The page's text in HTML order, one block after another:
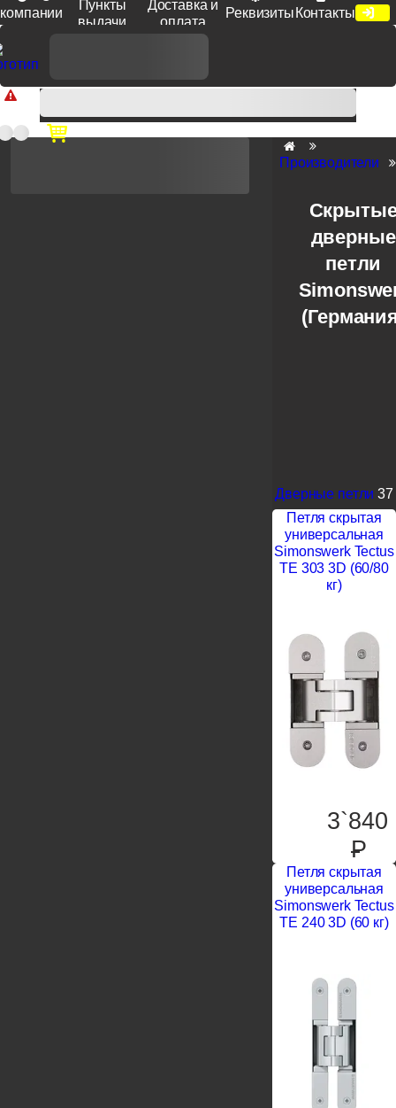
компании
Пункты
выдачи
Доставка и
оплата
Реквизиты Контакты
Доп. скидка от цен на сайте 7% при заказе от 50 тыс. руб
продукции Venezia, Fratelli, Tupai, Extreza, Melodia, Forme при
оплате по счету.
Производители
дверные
петли
Дверные петли 37
Петля скрытая
универсальная
Simonswerk Tectus
TE 303 3D (60/80
кг)
3`840
P
Петля скрытая
универсальная
Simonswerk Tectus
TE 240 3D (60 кг)